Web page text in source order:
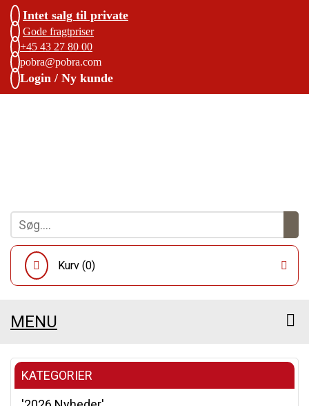
Intet salg til private
Gode fragtpriser
+45 43 27 80 00
pobra@pobra.com
Login / Ny kunde
Kurv (0)
MENU
KATEGORIER